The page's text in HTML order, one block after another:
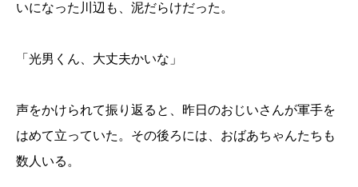
いになった川辺も、泥だらけだった。
「光男くん、大丈夫かいな」
声をかけられて振り返ると、昨日のおじいさんが軍手を
はめて立っていた。その後ろには、おばあちゃんたちも
数人いる。